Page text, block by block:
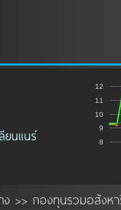
ยนแนร์ 8
9
10
11
12
ง >> กองทุนรวมอสังห